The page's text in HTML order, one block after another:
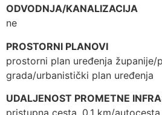
ODVODNJA/KANALIZACIJA
ne
PROSTORNI PLANOVI
prostorni plan uređenja županije/
grada/urbanistički plan uređenja
UDALJENOST PROMETNE
pristupna cesta, 0.1 km/